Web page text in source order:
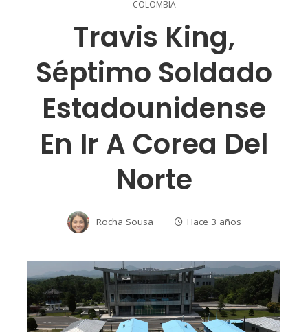
COLOMBIA
Travis King,
Séptimo Soldado
Estadounidense
En Ir A Corea Del
Norte
Rocha Sousa Hace 3 años